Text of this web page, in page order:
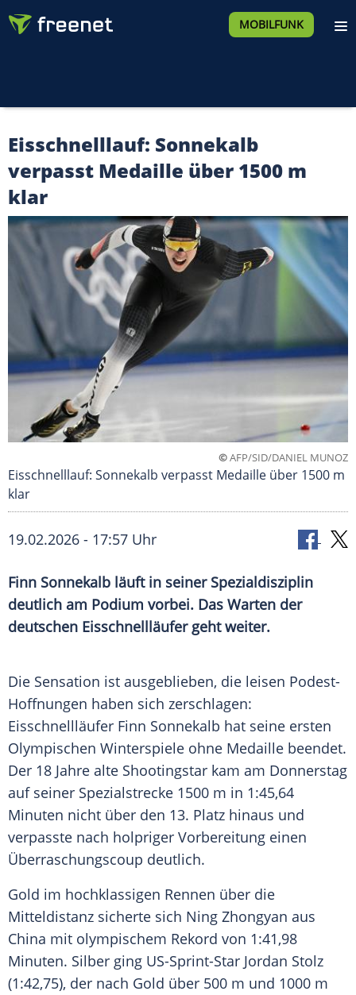
MOBILFUNK
Eisschnelllauf: Sonnekalb
verpasst Medaille über 1500 m
klar
©AFP/SID/DANIEL MUNOZ
Eisschnelllauf: Sonnekalb verpasst Medaille über 1500 m
klar
19.02.2026 - 17:57 Uhr
Finn Sonnekalb läuft in seiner Spezialdisziplin
deutlich am Podium vorbei. Das Warten der
deutschen Eisschnellläufer geht weiter.
Die Sensation ist ausgeblieben, die leisen Podest-
Hoffnungen haben sich zerschlagen:
Eisschnellläufer Finn Sonnekalb hat seine ersten
Olympischen Winterspiele ohne Medaille beendet.
Der 18 Jahre alte Shootingstar kam am Donnerstag
auf seiner Spezialstrecke 1500 m in 1:45,64
Minuten nicht über den 13. Platz hinaus und
verpasste nach holpriger Vorbereitung einen
Überraschungscoup deutlich.
Gold im hochklassigen Rennen über die
Mitteldistanz sicherte sich Ning Zhongyan aus
China mit olympischem Rekord von 1:41,98
Minuten. Silber ging US-Sprint-Star Jordan Stolz
(1:42,75), der nach Gold über 500 m und 1000 m